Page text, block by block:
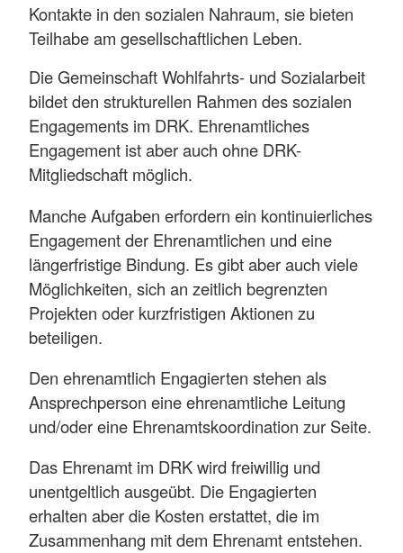
Kontakte in den sozialen Nahraum, sie bieten
Teilhabe am gesellschaftlichen Leben.
Die Gemeinschaft Wohlfahrts- und Sozialarbeit
bildet den strukturellen Rahmen des sozialen
Engagements im DRK. Ehrenamtliches
Engagement ist aber auch ohne DRK-
Mitgliedschaft möglich.
Manche Aufgaben erfordern ein kontinuierliches
Engagement der Ehrenamtlichen und eine
längerfristige Bindung. Es gibt aber auch viele
Möglichkeiten, sich an zeitlich begrenzten
Projekten oder kurzfristigen Aktionen zu
beteiligen.
Den ehrenamtlich Engagierten stehen als
Ansprechperson eine ehrenamtliche Leitung
und/oder eine Ehrenamtskoordination zur Seite.
Das Ehrenamt im DRK wird freiwillig und
unentgeltlich ausgeübt. Die Engagierten
erhalten aber die Kosten erstattet, die im
Zusammenhang mit dem Ehrenamt entstehen.